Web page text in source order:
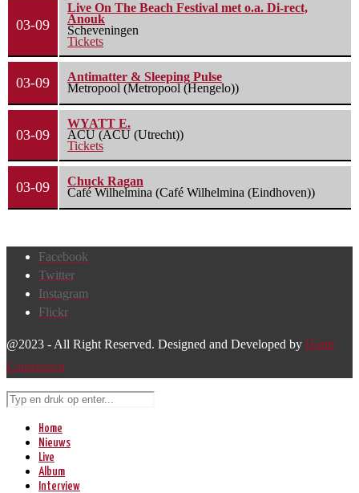
03-09
Live On The Beach Festival met o.a. Di-rect,
Anouk
Scheveningen
Tickets
03-09
Antimatter & Sleeping Pulse
Metropool (Metropool (Hengelo))
03-09
WYATT E.
ACU (ACU (Utrecht))
Tickets
03-09
Chuck Ragan
Café Wilhelmina (Café Wilhelmina (Eindhoven))
Facebook
Twitter
Instagram
Flickr
@2023 - All Right Reserved. Designed and Developed by Harm
Lourenssen
Home
Nieuws
Live
Album
Interview